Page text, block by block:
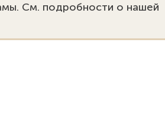
См. подробности о нашей